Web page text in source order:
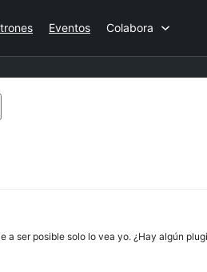
Eventos Colabora
ser posible solo lo vea yo. ¿Hay algún